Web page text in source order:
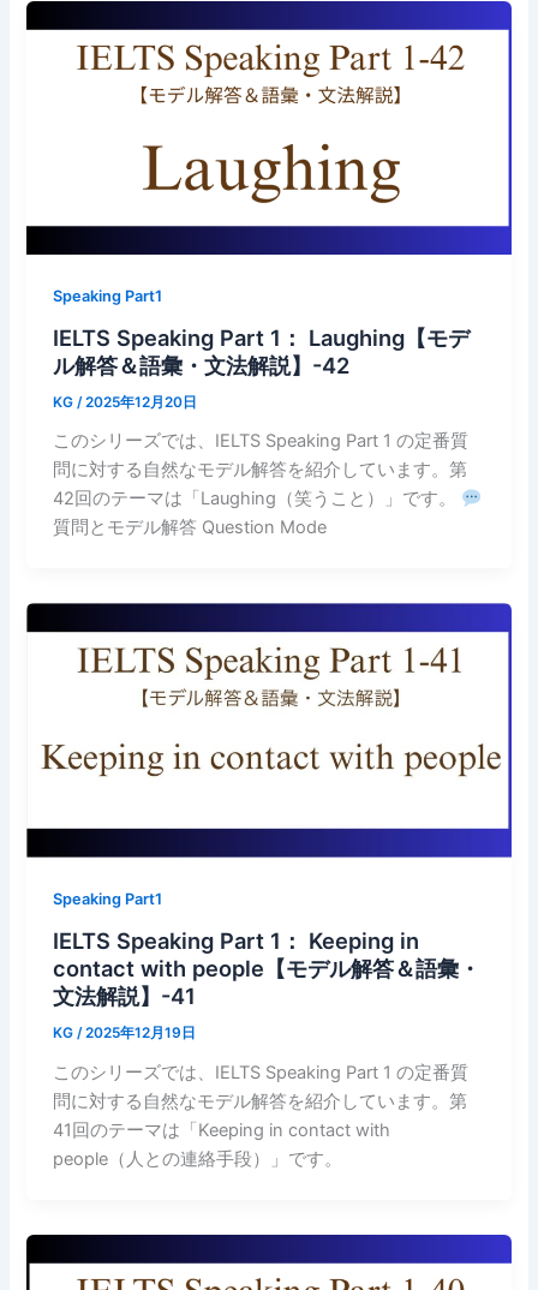
Speaking Part1
IELTS Speaking Part 1： Laughing【モデ
ル解答＆語彙・文法解説】-42
KG /2025年12月20日
このシリーズでは、IELTS Speaking Part 1 の定番質
問に対する自然なモデル解答を紹介しています。第
42回のテーマは「Laughing（笑うこと）」です。
質問とモデル解答 Question Mode
Speaking Part1
IELTS Speaking Part 1： Keeping in
contact with people【モデル解答＆語彙・
文法解説】-41
KG/2025年12月19日
このシリーズでは、IELTS Speaking Part 1 の定番質
問に対する自然なモデル解答を紹介しています。第
41回のテーマは「Keeping in contact with
people（人との連絡手段）」です。